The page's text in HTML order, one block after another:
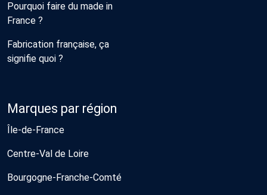
Pourquoi faire du made in
France ?
Fabrication française, ça
signifie quoi ?
Marques par région
Île-de-France
Centre-Val de Loire
Bourgogne-Franche-Comté